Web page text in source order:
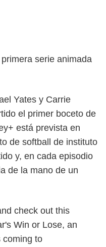
primera serie animada
Yates y Carrie
el primer boceto de
está prevista en
de softball de instituto
y, en cada episodio
de la mano de un
check out this
's Win or Lose, an
coming to